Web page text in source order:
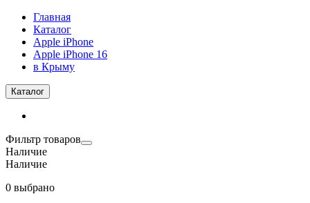
Главная
Каталог
Apple iPhone
Apple iPhone 16
в Крыму
Каталог
Фильтр товаров
Наличие
Наличие
0 выбрано